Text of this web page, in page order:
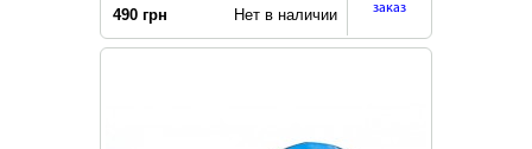
490 грн Нет в наличии
заказ